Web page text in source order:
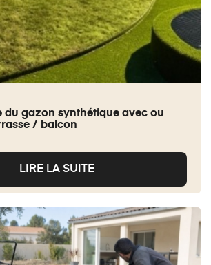
du gazon synthétique avec ou
/ balcon
LIRE LA SUITE